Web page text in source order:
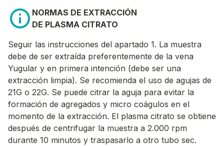
NORMAS DE EXTRACCIÓN
DE PLASMA CITRATO
Seguir las instrucciones del apartado 1. La muestra
debe de ser extraída preferentemente de la vena
Yugular y en primera intención (debe ser una
extracción limpia). Se recomienda el uso de agujas de
21G o 22G. Se puede citrar la aguja para evitar la
formación de agregados y micro coágulos en el
momento de la extracción. El plasma citrato se obtiene
después de centrifugar la muestra a 2.000 rpm
durante 10 minutos y traspasarlo a otro tubo sec.